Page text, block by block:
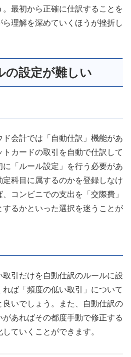
。最初から正確に仕訳することを
ら理解を深めていくほうが挫折し
の設定が難しい
会計では「自動仕訳」機能があ
カードの取引を自動で仕訳して
に「ルール設定」を行う必要があ
定科目に属するのかを登録しなけ
コンビニでの支出を「交際費」
するかといった選択を迷うことが
引だけを自動仕訳のルールに設
ば「頻度の低い取引」について
良いでしょう。また、自動仕訳の
あればその都度手動で修正する
ていくことができます。